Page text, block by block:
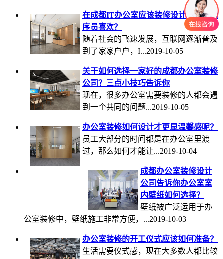
在成都IT办公室应该装修设计才能让程
序员喜欢？
随着社会的飞速发展，互联网逐渐普及
到了家家户户，I...2019-10-05
关于如何选择一家好的成都办公室装修
公司？三点小技巧告诉你
现在，很多办公室需要装修的人都会遇
到一个共同的问题...2019-10-05
办公室装修如何设计才更显温馨感呢？
员工大部分的时间都是在办公室里渡
过，那么如何才能让...2019-10-04
​成都办公室装修设计
公司告诉你办公室室
内壁纸如何选择？
壁纸被广泛运用于办
公室装修​中，壁纸施工非常方便，...2019-10-03
办公室装修的开工仪式应该如何准备？
生活需要仪式感，现在大多数人都比较